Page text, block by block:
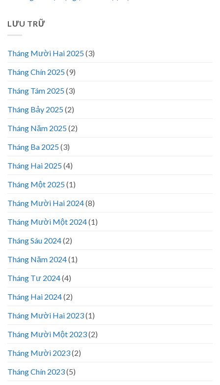
LƯU TRỮ
Tháng Mười Hai 2025(3)
Tháng Chín 2025(9)
Tháng Tám 2025(3)
Tháng Bảy 2025(2)
Tháng Năm 2025(2)
Tháng Ba 2025(3)
Tháng Hai 2025(4)
Tháng Một 2025(1)
Tháng Mười Hai 2024(8)
Tháng Mười Một 2024(1)
Tháng Sáu 2024(2)
Tháng Năm 2024(1)
Tháng Tư 2024(4)
Tháng Hai 2024(2)
Tháng Mười Hai 2023(1)
Tháng Mười Một 2023(2)
Tháng Mười 2023(2)
Tháng Chín 2023(5)